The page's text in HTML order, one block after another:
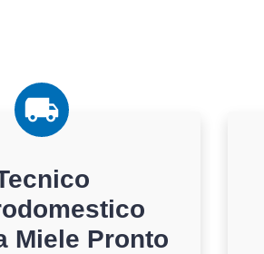
Miele Pronto